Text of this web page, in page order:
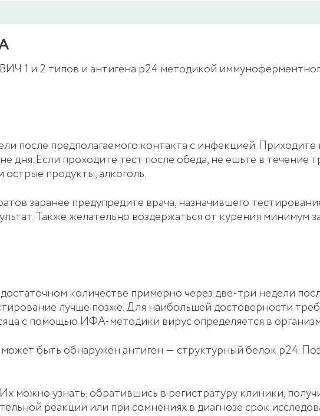
1 и 2 типов и антигена p24 методикой
после предполагаемого контакта с инфекцией.
дня. Если проходите тест после обеда, не ешьте в течение
продукты, алкоголь.
заранее предупредите врача, назначившего
Также желательно воздержаться от курения минимум
количестве примерно через две-три недели
лучше позже. Для наибольшей достоверности
с помощью ИФА-методики вирус определяется в
быть обнаружен антиген ― структурный белок р24.
можно узнать, обратившись в регистратуру клиники,
реакции или при сомнениях в диагнозе срок